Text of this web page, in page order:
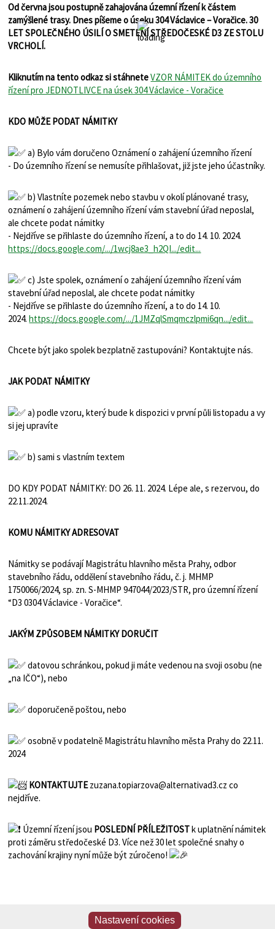
Od června jsou postupně zahajována územní řízení k částem
zamýšlené trasy. Dnes píšeme o úseku 304 Václavice – Voračice. 30
LET SPOLEČNÉHO ÚSILÍ O SMETENÍ STŘEDOČESKÉ D3 ZE STOLU
VRCHOLÍ.
Kliknutím na tento odkaz si stáhneteVZOR NÁMITEK do územního
řízení pro JEDNOTLIVCE na úsek 304 Václavice - Voračice
KDO MŮŽE PODAT NÁMITKY
a) Bylo vám doručeno Oznámení o zahájení územního řízení
- Do územního řízení se nemusíte přihlašovat, již jste jeho účastníky.
b) Vlastníte pozemek nebo stavbu v okolí plánované trasy,
oznámení o zahájení územního řízení vám stavební úřad neposlal,
ale chcete podat námitky
- Nejdříve se přihlaste do územního řízení, a to do 14. 10. 2024.
https://docs.google.com/.../1wcj8ae3_h2QI.../edit...
c) Jste spolek, oznámení o zahájení územního řízení vám
stavební úřad neposlal, ale chcete podat námitky
- Nejdříve se přihlaste do územního řízení, a to do 14. 10.
2024.https://docs.google.com/.../1JMZqlSmqmczlpmi6qn.../edit...
Chcete být jako spolek bezplatně zastupováni? Kontaktujte nás.
JAK PODAT NÁMITKY
a) podle vzoru, který bude k dispozici v první půli listopadu a vy
si jej upravíte
b) sami s vlastním textem
DO KDY PODAT NÁMITKY: DO 26. 11. 2024. Lépe ale, s rezervou, do
22.11.2024.
KOMU NÁMITKY ADRESOVAT
Námitky se podávají Magistrátu hlavního města Prahy, odbor
stavebního řádu, oddělení stavebního řádu, č. j. MHMP
1750066/2024, sp. zn. S-MHMP 947044/2023/STR, pro územní řízení
“D3 0304 Václavice - Voračice“.
JAKÝM ZPŮSOBEM NÁMITKY DORUČIT
datovou schránkou, pokud ji máte vedenou na svoji osobu (ne
„na IČO“), nebo
doporučeně poštou, nebo
osobně v podatelně Magistrátu hlavního města Prahy do 22.11.
2024
KONTAKTUJTEzuzana.topiarzova@alternativad3.cz co
nejdříve.
Územní řízení jsou POSLEDNÍ PŘÍLEŽITOSTk uplatnění námitek
proti záměru středočeské D3. Více než 30 let společné snahy o
zachování krajiny nyní může být zúročeno!
Nastavení cookies